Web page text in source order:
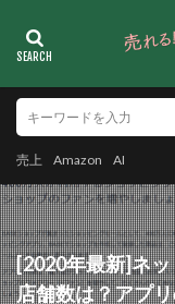
売上 Amazon AI
[2020年最新]ネ
店舗数は？アプ